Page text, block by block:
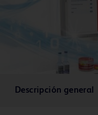
Descripción general